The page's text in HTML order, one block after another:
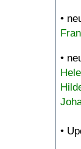
•
•
•